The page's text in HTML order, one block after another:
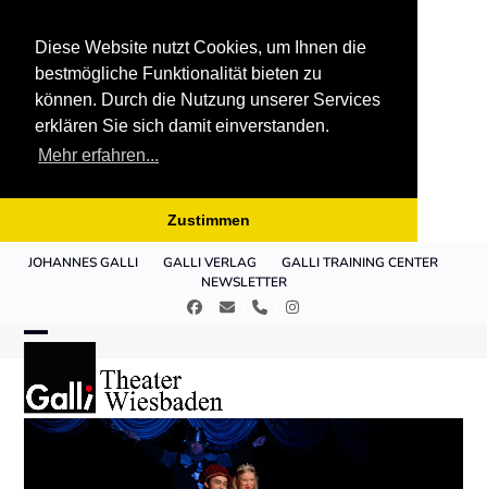
Diese Website nutzt Cookies, um Ihnen die
bestmögliche Funktionalität bieten zu
können. Durch die Nutzung unserer Services
erklären Sie sich damit einverstanden.
Mehr erfahren...
Zustimmen
JOHANNES GALLI GALLI VERLAG
GALLI TRAINING CENTER
NEWSLETTER
Facebook
E- TelefonInstagram
mobile
menu
mobile
menu